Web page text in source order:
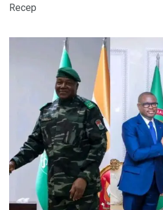
Recep